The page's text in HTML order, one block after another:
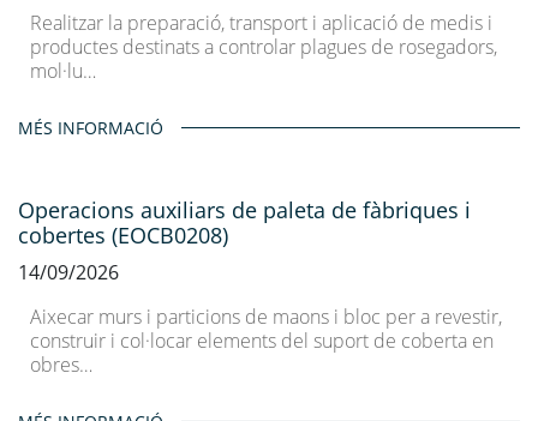
Realitzar la preparació, transport i aplicació de medis i
productes destinats a controlar plagues de rosegadors,
mol·lu…
MÉS INFORMACIÓ
Operacions auxiliars de paleta de fàbriques i
cobertes (EOCB0208)
14/09/2026
Aixecar murs i particions de maons i bloc per a revestir,
construir i col·locar elements del suport de coberta en
obres…